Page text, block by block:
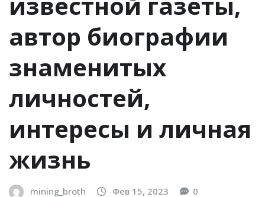
автор биографии
знаменитых
личностей,
интересы и личная
жизнь
mining_broth Фев 15, 2023 0